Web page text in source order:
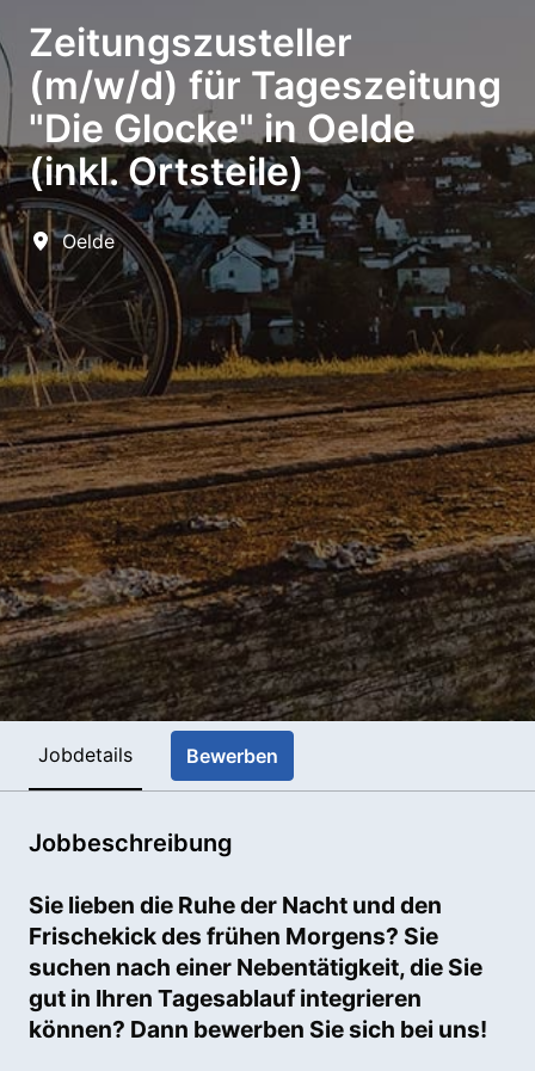
Zeitungszusteller
(m/w/d) für Tageszeitung
"Die Glocke" in Oelde
(inkl. Ortsteile)
Oelde
Jobdetails Bewerben
Jobbeschreibung
Sie lieben die Ruhe der Nacht und den
Frischekick des frühen Morgens? Sie
suchen nach einer Nebentätigkeit, die Sie
gut in Ihren Tagesablauf integrieren
können? Dann bewerben Sie sich bei uns!